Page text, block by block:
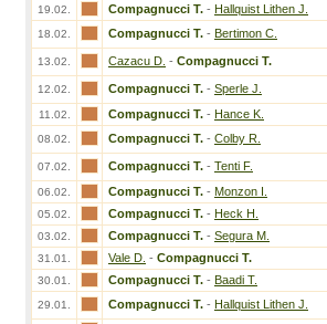
19.02. Compagnucci T. - Hallquist Lithen J.
18.02. Compagnucci T. - Bertimon C.
13.02. Cazacu D. - Compagnucci T.
12.02. Compagnucci T. - Sperle J.
11.02. Compagnucci T. - Hance K.
08.02. Compagnucci T. - Colby R.
07.02. Compagnucci T. - Tenti F.
06.02. Compagnucci T. - Monzon I.
05.02. Compagnucci T. - Heck H.
03.02. Compagnucci T. - Segura M.
31.01. Vale D. - Compagnucci T.
30.01. Compagnucci T. - Baadi T.
29.01. Compagnucci T. - Hallquist Lithen J.